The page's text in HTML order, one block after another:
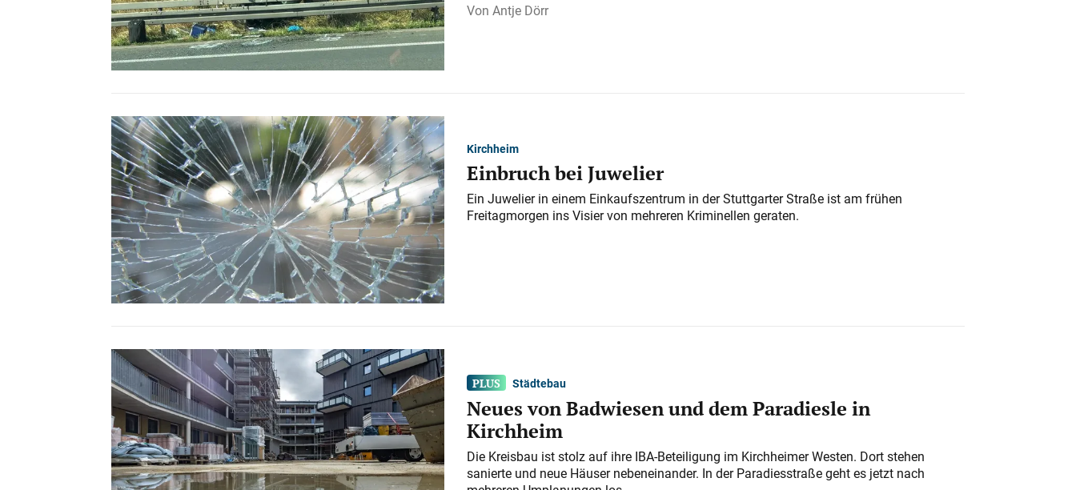
Antje Dörr
Kirchheim
Einbruch bei Juwelier
Ein Juwelier in einem Einkaufszentrum in der Stuttgarter Straße ist am frühen
Freitagmorgen ins Visier von mehreren Kriminellen geraten.
Städtebau
Neues von Badwiesen und dem Paradiesle in
Kirchheim
Die Kreisbau ist stolz auf ihre IBA-Beteiligung im Kirchheimer Westen. Dort stehen
sanierte und neue Häuser nebeneinander. In der Paradiesstraße geht es jetzt nach